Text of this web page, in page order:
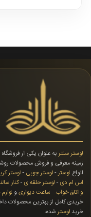
لوستر سنتر به عنوان یکی ار
زمینه معرفی و فروش محصولات
انواع لوستر - لوستر چوبی - لوستر
اس ام دی- لوستر حلقه ی-کنار
و اتاق خواب - ساعت دیواری و
خریدی کامل از بهترین محصولات
خرید لوستر شده،